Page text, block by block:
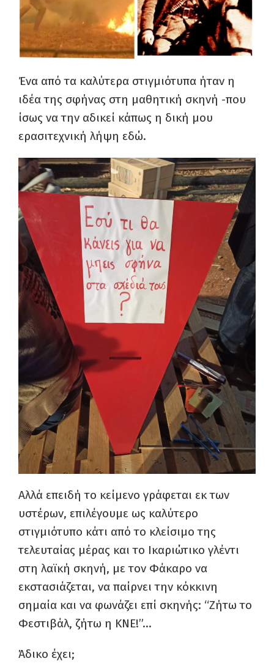
Ένα από τα καλύτερα στιγμιότυπα ήταν η
ιδέα της σφήνας στη μαθητική σκηνή -που
ίσως να την αδικεί κάπως η δική μου
ερασιτεχνική λήψη εδώ.
Αλλά επειδή το κείμενο γράφεται εκ των
υστέρων, επιλέγουμε ως καλύτερο
στιγμιότυπο κάτι από το κλείσιμο της
τελευταίας μέρας και το Ικαριώτικο γλέντι
στη λαϊκή σκηνή, με τον Φάκαρο να
εκστασιάζεται, να παίρνει την κόκκινη
σημαία και να φωνάζει επί σκηνής: “Ζήτω το
Φεστιβάλ, ζήτω η ΚΝΕ!”…
Άδικο έχει;